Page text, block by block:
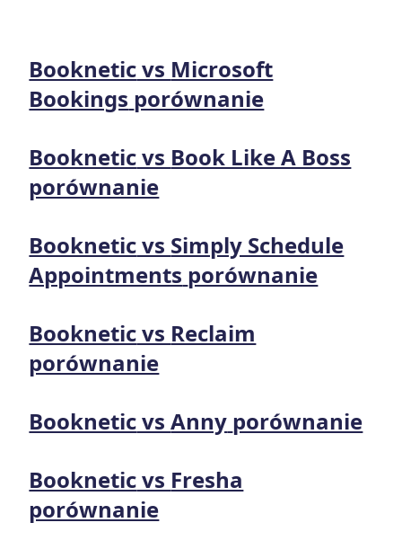
Bookneticvs Microsoft
Bookings porównanie
Bookneticvs Book Like A Boss
porównanie
Bookneticvs Simply Schedule
Appointments porównanie
Bookneticvs Reclaim
porównanie
BookneticvsAnny porównanie
Bookneticvs Fresha
porównanie